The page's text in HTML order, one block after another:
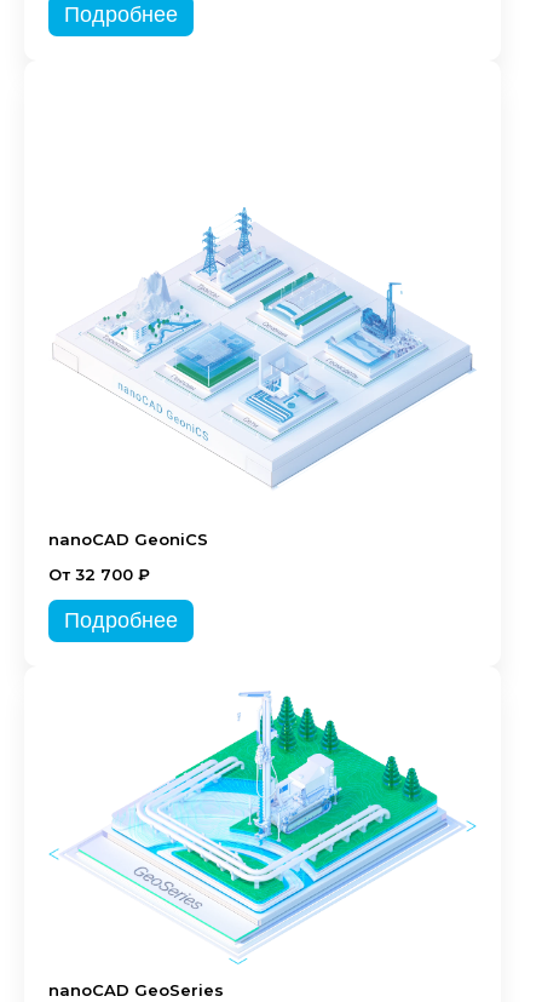
Подробнее
nanoCAD GeoniCS
От 32 700 ₽
Подробнее
nanoCAD GeoSeries